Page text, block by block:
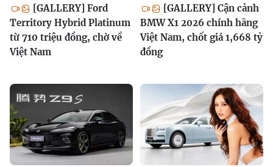
[GALLERY] Ford
Territory Hybrid Platinum
từ 710 triệu đồng, chờ về
Việt Nam
[GALLERY] Cận cảnh
BMW X1 2026 chính hãng
Việt Nam, chốt giá 1,668 tỷ
đồng